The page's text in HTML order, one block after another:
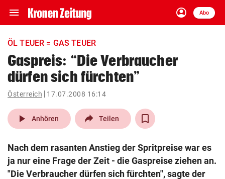
menu Navigation
ein-/ausklappen
account_circle
Anmelden
Abo
close Schließen
account_circle Anmelden
pin_drop
Wien arrow_right
search
Suchbegriff
ÖL TEUER = GAS TEUER
Gaspreis: “Die Verbraucher
dürfen sich fürchten”
Österreich 17.07.2008 16:14
play_arrow Anhören Teilen
Nach dem rasanten Anstieg der Spritpreise war es
ja nur eine Frage der Zeit - die Gaspreise ziehen an.
"Die Verbraucher dürfen sich fürchten", sagte der